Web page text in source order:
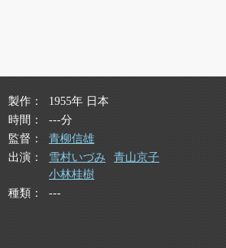
製作
1955年 日本
時間
---分
監督
青柳信雄
出演
雪村いづみ
青山京子
小林桂樹
種類
---